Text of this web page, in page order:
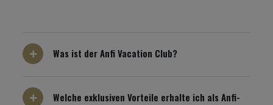
Was ist der Anfi Vacation Club?
Welche exklusiven Vorteile erhalte ich als Anfi-